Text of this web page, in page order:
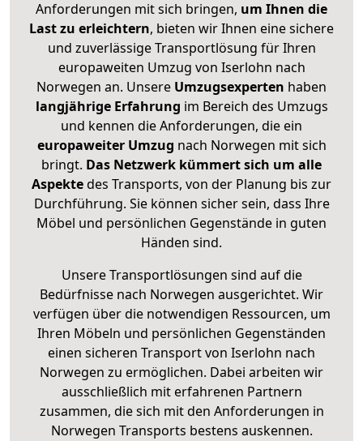
Anforderungen mit sich bringen, um Ihnen die
Last zu erleichtern, bieten wir Ihnen eine sichere
und zuverlässige Transportlösung für Ihren
europaweiten Umzug von Iserlohn nach
Norwegen an. Unsere Umzugsexperten haben
langjährige Erfahrung im Bereich des Umzugs
und kennen die Anforderungen, die ein
europaweiter Umzug nach Norwegen mit sich
bringt. Das Netzwerk kümmert sich um alle
Aspektedes Transports, von der Planung bis zur
Durchführung. Sie können sicher sein, dass Ihre
Möbel und persönlichen Gegenstände in guten
Händen sind.
Unsere Transportlösungen sind auf die
Bedürfnisse nach Norwegen ausgerichtet. Wir
verfügen über die notwendigen Ressourcen, um
Ihren Möbeln und persönlichen Gegenständen
einen sicheren Transport von Iserlohn nach
Norwegen zu ermöglichen. Dabei arbeiten wir
ausschließlich mit erfahrenen Partnern
zusammen, die sich mit den Anforderungen in
Norwegen Transports bestens auskennen.